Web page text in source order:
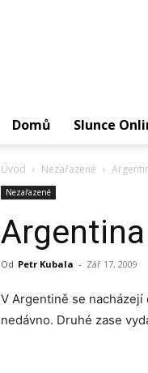
Domů Slunce
Úvod Nezařazené
Nezařazené
Od Petr Kubala - Zář 17, 2009
V Argentině se
nedávno. Druhé zase